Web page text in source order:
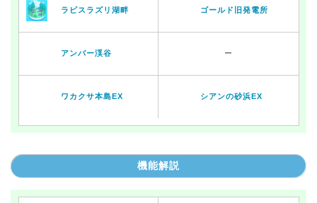
ラピスラズリ湖畔 ゴールド旧発電所
アンバー渓谷 ー
ワカクサ本島EX シアンの砂浜EX
機能解説